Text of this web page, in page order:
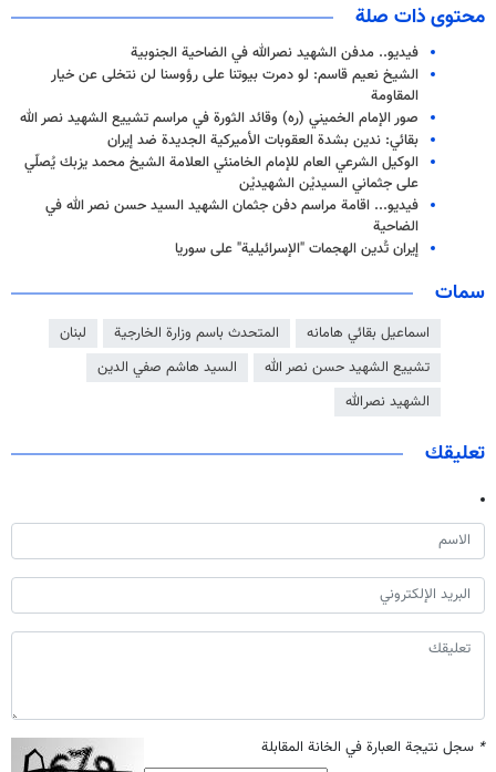
محتوى ذات صلة
فيديو.. مدفن الشهيد نصرالله في الضاحية الجنوبية
الشيخ نعيم قاسم: لو دمرت بيوتنا على رؤوسنا لن نتخلى عن خيار
المقاومة
صور الإمام الخميني (ره) وقائد الثورة في مراسم تشييع الشهيد نصر الله
بقائي: ندين بشدة العقوبات الأميركية الجديدة ضد إيران
الوكيل الشرعي العام للإمام الخامنئي العلامة الشيخ محمد يزبك يُصلّي
على جثماني السيديْن الشهيديْن
فيديو... اقامة مراسم دفن جثمان الشهيد السيد حسن نصر الله في
الضاحية
إيران تُدين الهجمات "الإسرائيلية" على سوريا
سمات
اسماعيل بقائي هامانه المتحدث باسم وزارة الخارجية
لبنان
تشييع الشهيد حسن نصر الله
السيد هاشم صفي الدين
الشهيد نصرالله
تعليقك
* سجل نتيجة العبارة في الخانة المقابلة